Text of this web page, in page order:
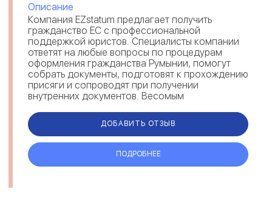
Описание
Компания EZstatum предлагает получить
гражданство ЕС с профессиональной
поддержкой юристов. Специалисты компании
ответят на любые вопросы по процедурам
оформления гражданства Румынии, помогут
собрать документы, подготовят к прохождению
присяги и сопроводят при получении
внутренних документов. Весомым
максимально короткие сроки. Каждый...
ДОБАВИТЬ ОТЗЫВ
ПОДРОБНЕЕ